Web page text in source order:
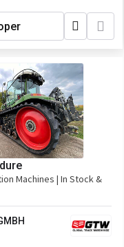
Machines | In Stock &